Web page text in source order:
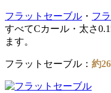
フラットセーブル ・ フ
すべてCカール・太さ
ます。
フラットセーブル： 約